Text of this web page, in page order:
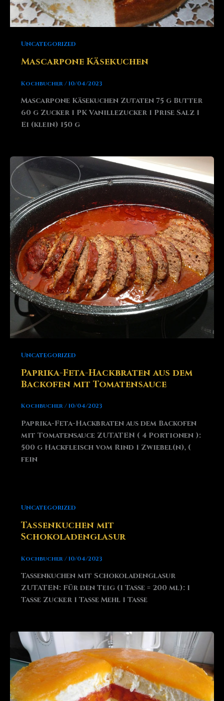
Uncategorized
Mascarpone Käsekuchen
Kochbucher/10/04/2023
Mascarpone Käsekuchen Zutaten 75 g Butter
60 g Zucker 1 PK Vanillezucker 1 Prise Salz 1
Ei (klein) 150 g
Uncategorized
Paprika-Feta-Hackbraten aus dem
Backofen mit Tomatensauce
Kochbucher/10/04/2023
Paprika-Feta-Hackbraten aus dem Backofen
mit Tomatensauce ZUTATEN ( 4 Portionen ):
500 g Hackfleisch vom Rind 1 Zwiebel(n), (
fein
Uncategorized
Tassenkuchen mit
Schokoladenglasur
Kochbucher/10/04/2023
Tassenkuchen mit Schokoladenglasur
ZUTATEN: Für den Teig (1 Tasse = 200 ml): 1
Tasse Zucker 1 Tasse Mehl 1 Tasse